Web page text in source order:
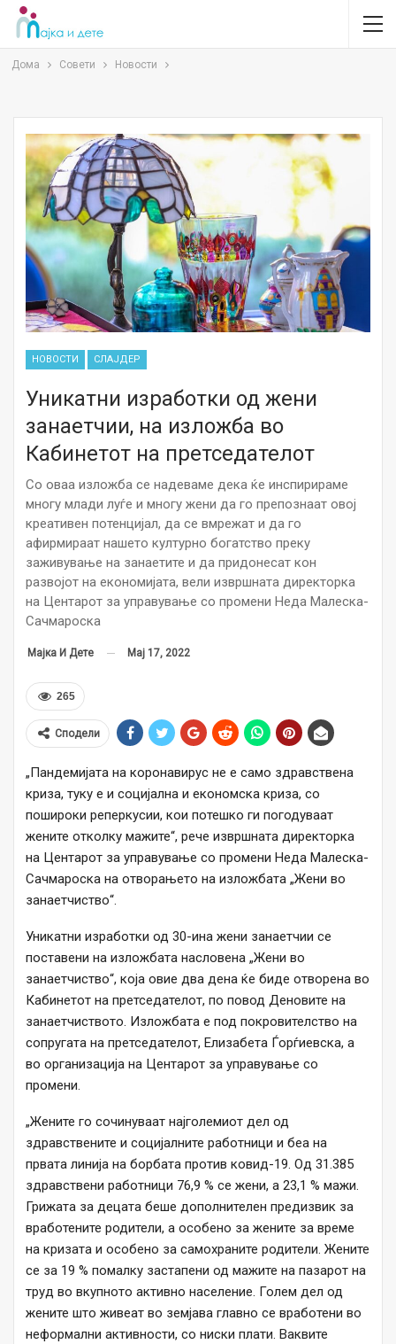
Дома Совети Новости
НОВОСТИ СЛАЈДЕР
Уникатни изработки од жени
занаетчии, на изложба во
Кабинетот на претседателот
Со оваа изложба се надеваме дека ќе инспирираме
многу млади луѓе и многу жени да го препознаат овој
креативен потенцијал, да се вмрежат и да го
афирмираат нашето културно богатство преку
заживување на занаетите и да придонесат кон
развојот на економијата, вели извршната директорка
на Центарот за управување со промени Неда Малеска-
Сачмароска
Мајка И Дете Мај 17, 2022
265
Сподели
„Пандемијата на коронавирус не е само здравствена
криза, туку е и социјална и економска криза, со
пошироки реперкусии, кои потешко ги погодуваат
жените отколку мажите“, рече извршната директорка
на Центарот за управување со промени Неда Малеска-
Сачмароска на отвoрањето на изложбата „Жени во
занаетчиство“.
Уникатни изработки од 30-ина жени занаетчии се
поставени на изложбата насловена „Жени во
занаетчиство“, која овие два дена ќе биде отворена во
Кабинетот на претседателот, по повод Деновите на
занаетчиството. Изложбата е под покровителство на
сопругата на претседателот, Елизабета Ѓорѓиевска, а
во организација на Центарот за управување со
промени.
„Жените го сочинуваат најголемиот дел од
здравствените и социјалните работници и беа на
првата линија на борбата против ковид-19. Од 31.385
здравствени работници 76,9 % се жени, а 23,1 % мажи.
Грижата за децата беше дополнителен предизвик за
вработените родители, а особено за жените за време
на кризата и особено за самохраните родители. Жените
се за 19 % помалку застапени од мажите на пазарот на
труд во вкупното активно население. Голем дел од
жените што живеат во земјава главно се вработени во
неформални активности, со ниски плати. Ваквите